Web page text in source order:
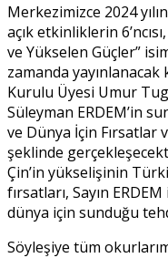
Merkezimizce 2024
açık etkinliklerin
ve Yükselen Güçler”
zamanda yayınlanacak
Kurulu Üyesi Umur
Süleyman ERDEM’in
ve Dünya İçin Fırsatlar
şeklinde
Çin’in yükselişinin
fırsatları, Sayın
dünya için sunduğu
Söyleşiye tüm